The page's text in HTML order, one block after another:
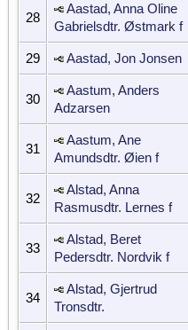
28
Aastad, Anna Oline
Gabrielsdtr. Østmark f
29 Aastad, Jon Jonsen
30
Aastum, Anders
Adzarsen
31
Aastum, Ane
Amundsdtr. Øien f
32
Alstad, Anna
Rasmusdtr. Lernes f
33
Alstad, Beret
Pedersdtr. Nordvik f
34
Alstad, Gjertrud
Tronsdtr.